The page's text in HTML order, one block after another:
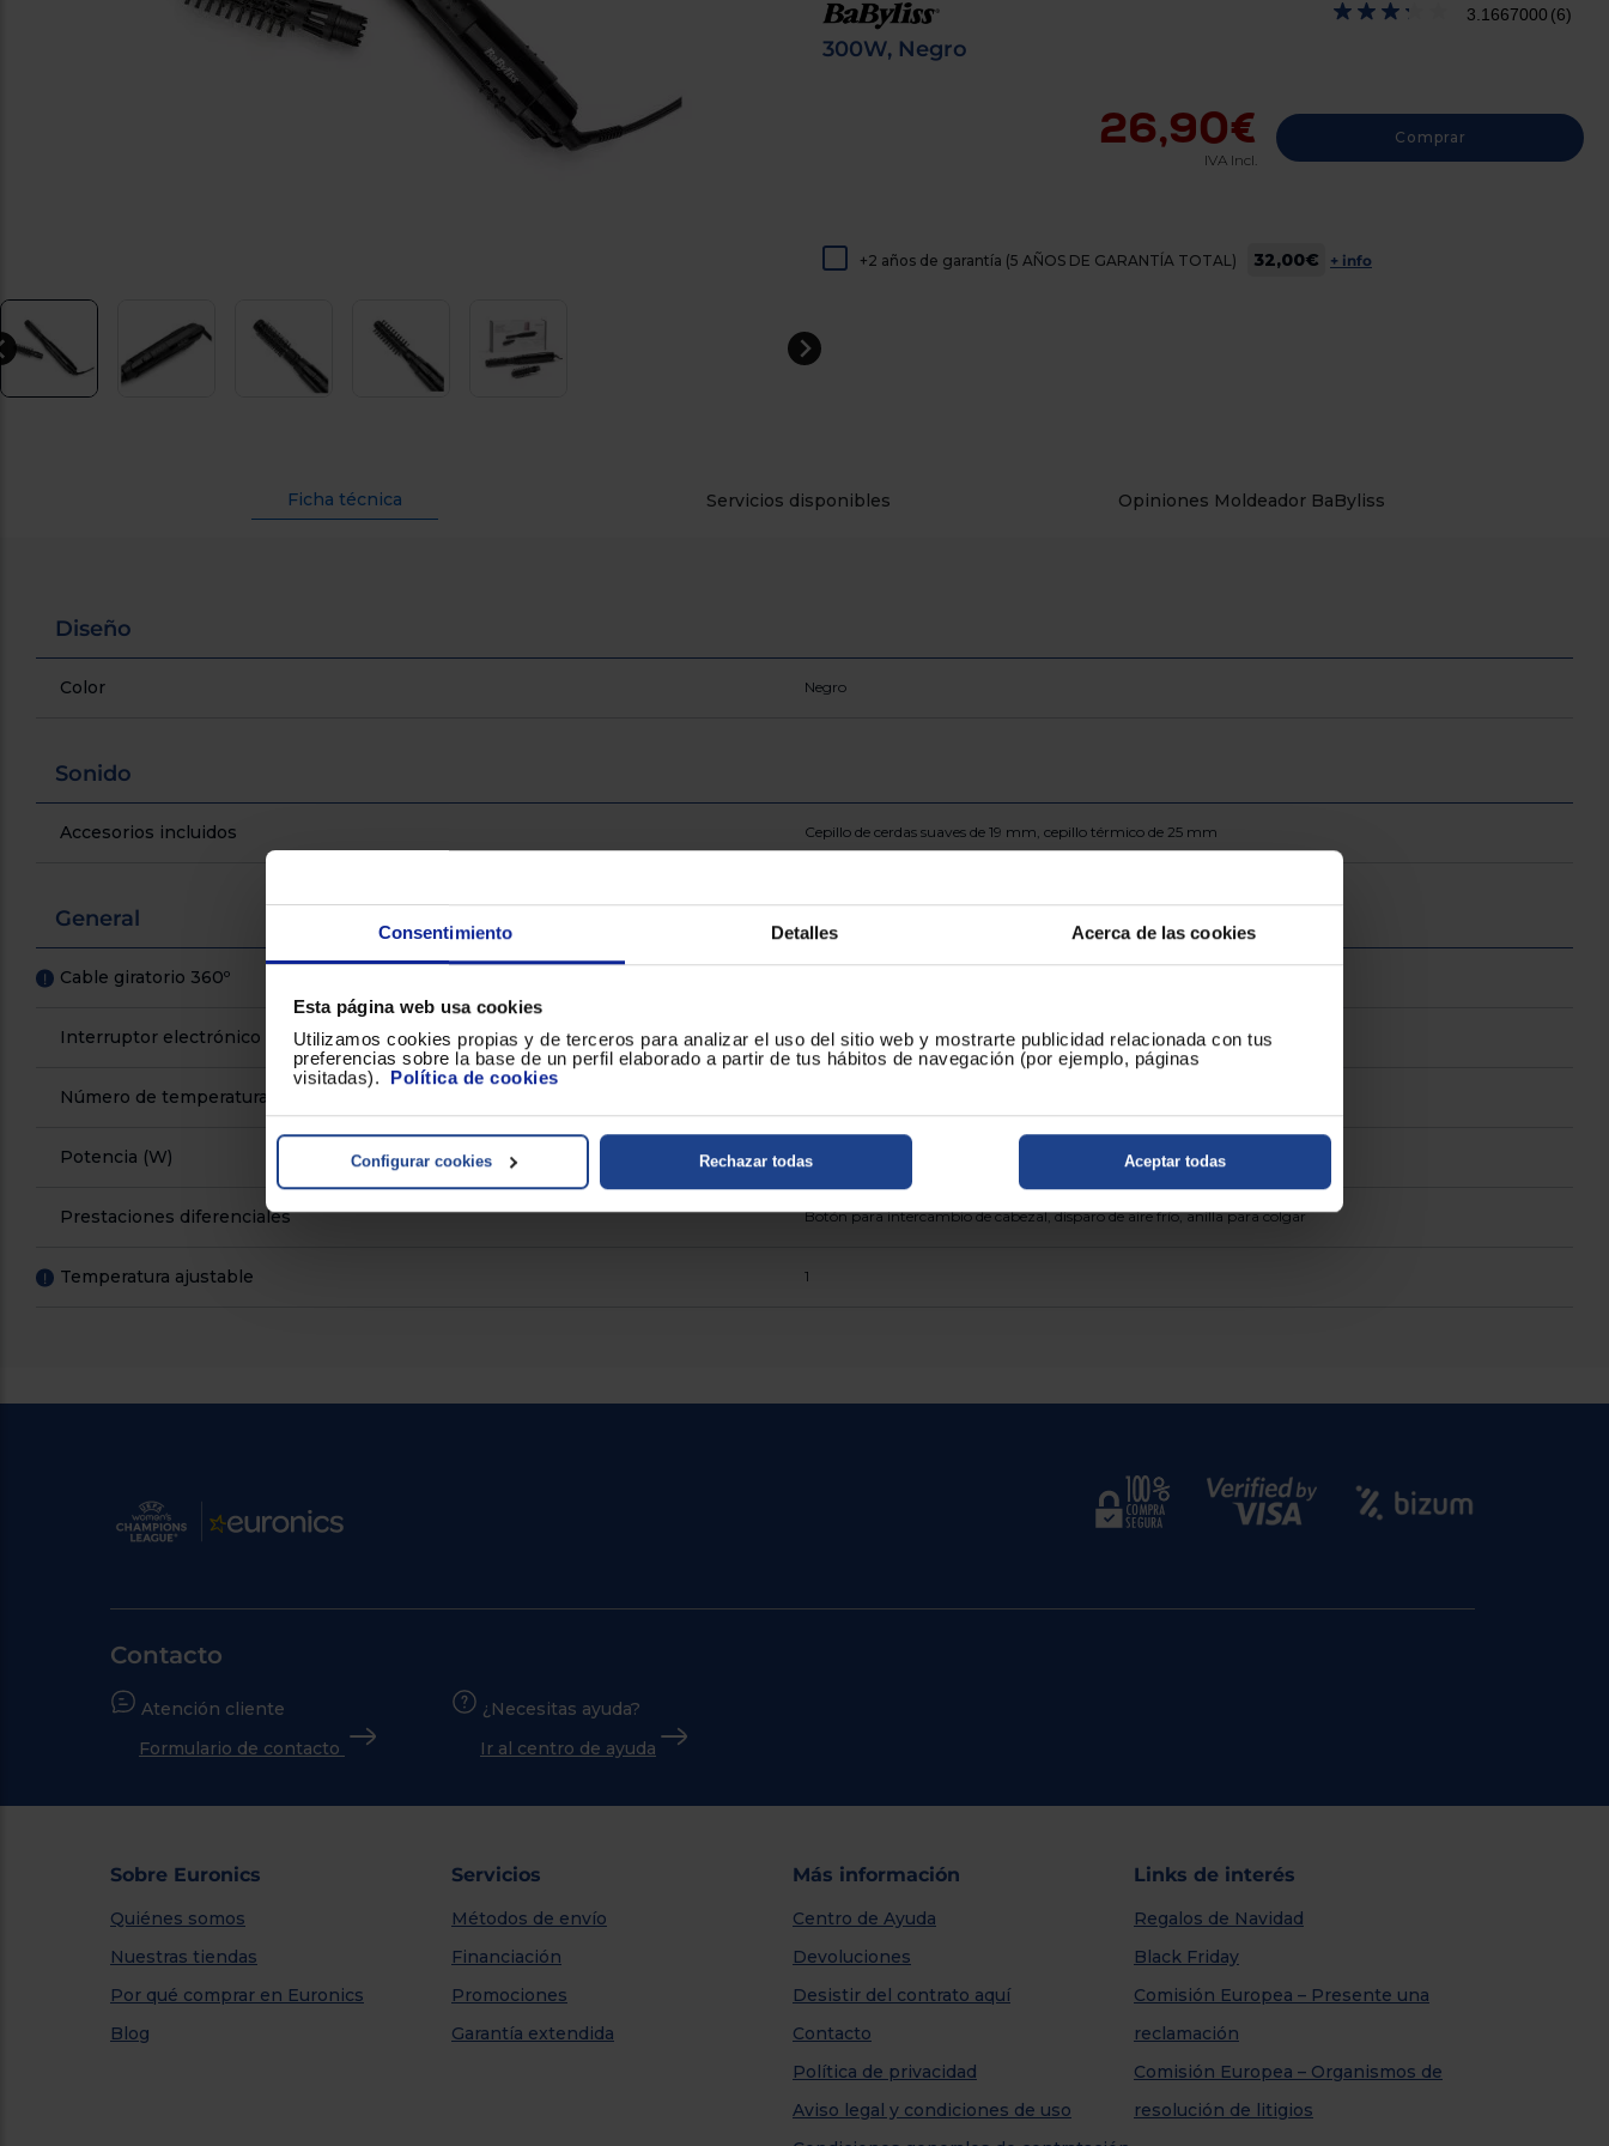
Consentimiento Detalles Acerca de las cookies
Esta página web usa cookies
Utilizamos cookies propias y de terceros para analizar el uso del sitio web y mostrarte publicidad relacionada con tus
preferencias sobre la base de un perfil elaborado a partir de tus hábitos de navegación (por ejemplo, páginas
visitadas). Política de cookies
Rechazar todas
Configurar cookies Aceptar todas
de
táctiles
3.1667000 (6)
300W, Negro
26,90€
IVA Incl.
Comprar
+2 años de garantía (5 AÑOS DE GARANTÍA TOTAL) 32,00€ + info
Ficha técnica Servicios disponibles Opiniones Moldeador BaByliss
Diseño
Color Negro
Sonido
Accesorios incluidos Cepillo de cerdas suaves de 19 mm, cepillo térmico de 25 mm
General
! Cable giratorio 360º
Interruptor electrónico de encendido/apagado
Número de temperaturas
Potencia (W) 300
Prestaciones diferenciales Botón para intercambio de cabezal, disparo de aire frío, anilla para colgar
! Temperatura ajustable 1
Contacto
Atención cliente
Formulario de contacto
¿Necesitas ayuda?
Ir al centro de ayuda
Sobre Euronics
Quiénes somos
Nuestras tiendas
Por qué comprar en Euronics
Blog
Servicios
Métodos de envío
Financiación
Promociones
Garantía extendida
Más información
Centro de Ayuda
Devoluciones
Desistir del contrato aquí
Contacto
Política de privacidad
Aviso legal y condiciones de uso
Links de interés
Regalos de Navidad
Black Friday
Comisión Europea – Presente una
reclamación
Comisión Europea – Organismos de
resolución de litigios